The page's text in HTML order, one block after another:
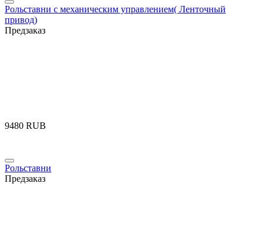
Рольставни с механическим управлением( Ленточный
привод)
Предзаказ
‍9480‍ RUB
Рольставни
Предзаказ